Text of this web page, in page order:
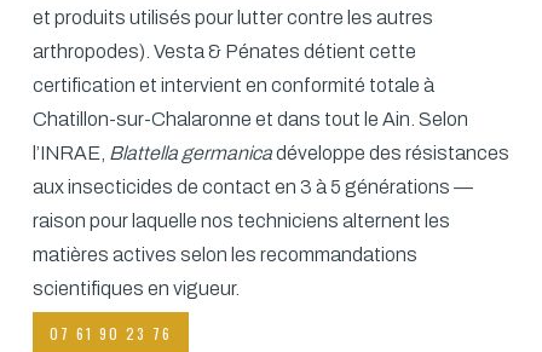
et produits utilisés pour lutter contre les autres
arthropodes). Vesta & Pénates détient cette
certification et intervient en conformité totale à
Chatillon-sur-Chalaronne et dans tout le Ain. Selon
l’INRAE, Blattella germanicadéveloppe des résistances
aux insecticides de contact en 3 à 5 générations —
raison pour laquelle nos techniciens alternent les
matières actives selon les recommandations
scientifiques en vigueur.
07 61 90 23 76